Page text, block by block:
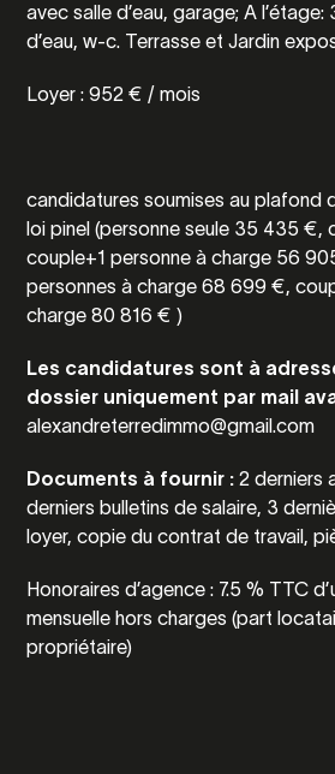
avec salle d’eau, garage; A
d’eau, w-c. Terrasse et Jardin
Loyer : 952 € / mois
candidatures soumises au plafond
loi pinel (personne seule 35 435 €,
couple+1 personne à charge 56
personnes à charge 68 699 €,
charge 80 816 € )
Les candidatures sont à
dossier uniquement par mail
alexandreterredimmo@gmail.com
Documents à fournir : 2 derniers
derniers bulletins de salaire, 3
loyer, copie du contrat de travail,
Honoraires d’agence : 7.5 % TTC
mensuelle hors charges (part
propriétaire)